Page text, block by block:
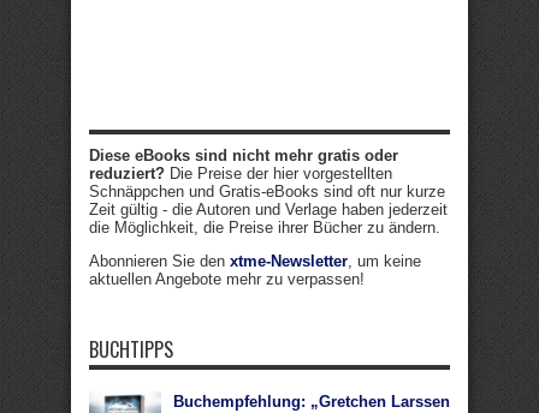
Diese eBooks sind nicht mehr gratis oder
reduziert? Die Preise der hier vorgestellten
Schnäppchen und Gratis-eBooks sind oft nur kurze
Zeit gültig - die Autoren und Verlage haben jederzeit
die Möglichkeit, die Preise ihrer Bücher zu ändern.
Abonnieren Sie den xtme-Newsletter, um keine
aktuellen Angebote mehr zu verpassen!
BUCHTIPPS
Buchempfehlung: „Gretchen Larssen